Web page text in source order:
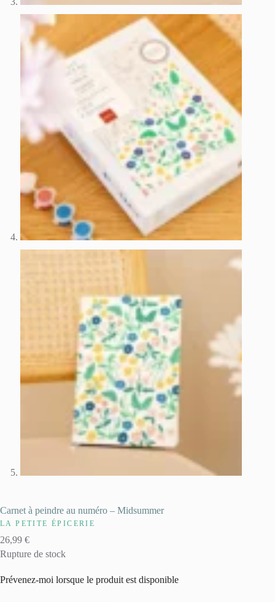
Carnet à peindre au numéro – Midsummer
LA PETITE ÉPICERIE
26,99 €
Rupture de stock
Prévenez-moi lorsque le produit est disponible